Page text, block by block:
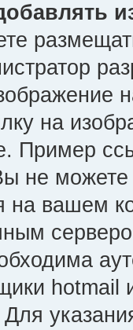
на
Пример
не можете
на вашем